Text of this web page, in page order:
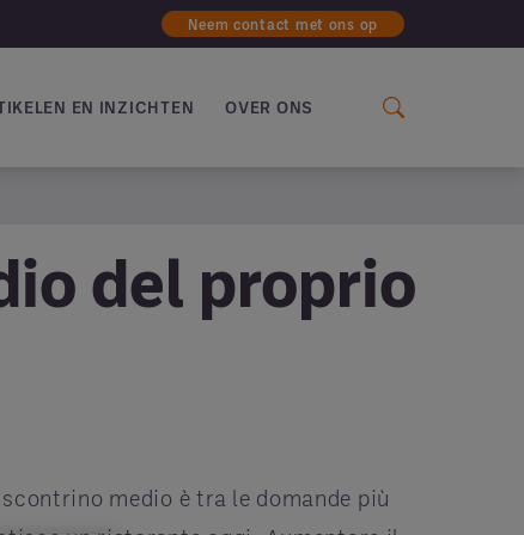
Neem contact met ons op
EN INZICHTEN OVER ONS
del proprio
medio è tra le domande più